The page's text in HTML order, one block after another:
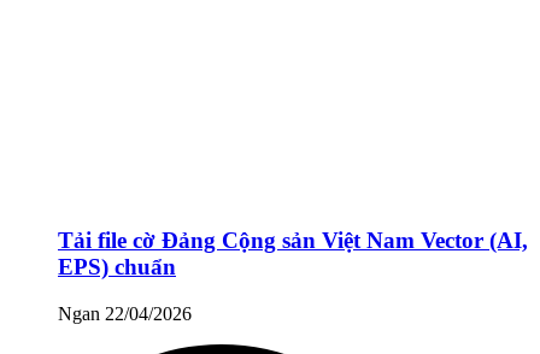
Tải file cờ Đảng Cộng sản Việt Nam Vector (AI,
EPS) chuẩn
Ngan 22/04/2026